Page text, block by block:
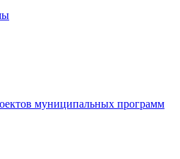
муниципальных программ